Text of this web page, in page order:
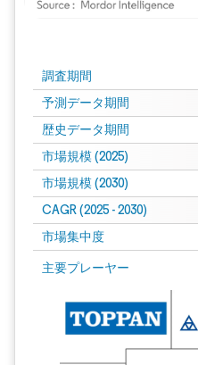
調査期間
予測データ期間
歴史データ期間
市場規模 (2025)
市場規模 (2030)
CAGR (2025 - 2030)
市場集中度
主要プレーヤー